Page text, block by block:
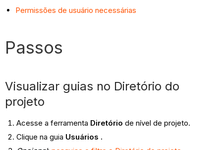
Permissões de usuário necessárias
Passos
Visualizar guias no Diretório do
projeto
Acesse a ferramenta Diretório de nível de projeto.
Clique na guia Usuários .